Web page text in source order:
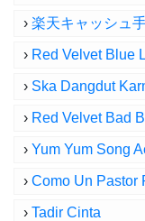
› 楽天キャッシュ
› Red Velvet Blue
› Ska Dangdut
› Red Velvet Bad
› Yum Yum Song
› Como Un Pastor
› Tadir Cinta